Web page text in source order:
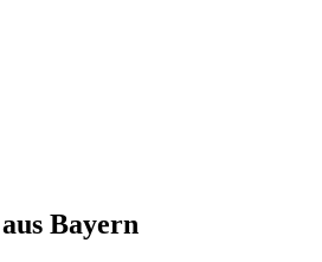
Bayern